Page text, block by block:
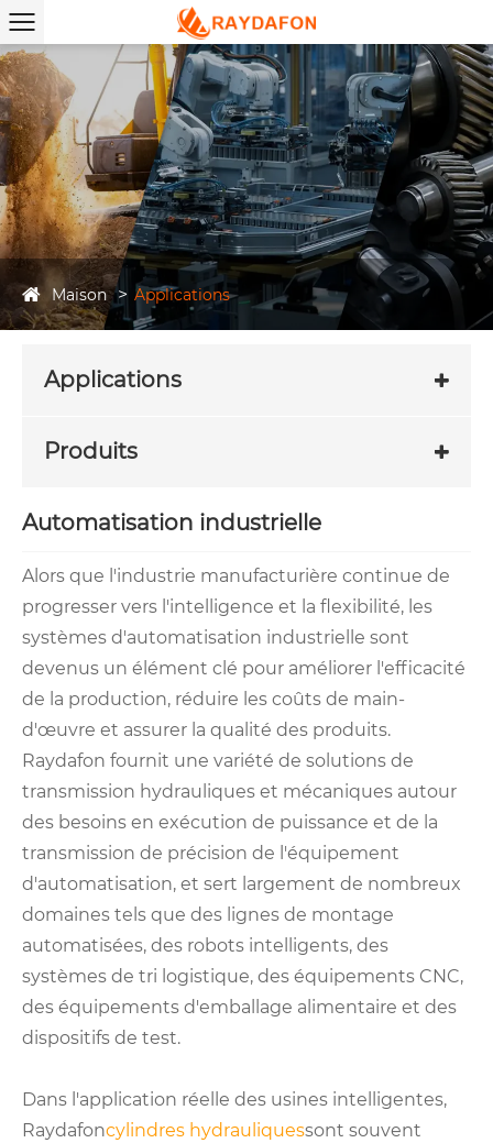
Maison Applications
Applications
Produits
Automatisation industrielle
Alors que l'industrie manufacturière continue de
progresser vers l'intelligence et la flexibilité, les
systèmes d'automatisation industrielle sont
devenus un élément clé pour améliorer l'efficacité
de la production, réduire les coûts de main-
d'œuvre et assurer la qualité des produits.
Raydafon fournit une variété de solutions de
transmission hydrauliques et mécaniques autour
des besoins en exécution de puissance et de la
transmission de précision de l'équipement
d'automatisation, et sert largement de nombreux
domaines tels que des lignes de montage
automatisées, des robots intelligents, des
systèmes de tri logistique, des équipements CNC,
des équipements d'emballage alimentaire et des
dispositifs de test.
Dans l'application réelle des usines intelligentes,
Raydafoncylindres hydrauliquessont souvent